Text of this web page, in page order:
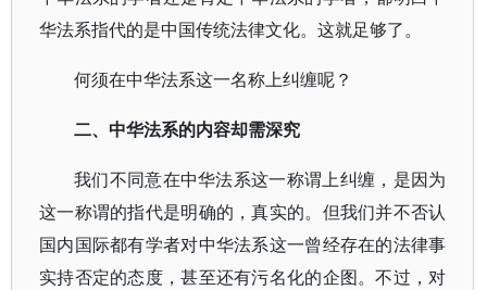
华法系指代的是中国传统法律文化。这就足够了。
何须在中华法系这一名称上纠缠呢？
二、中华法系的内容却需深究
我们不同意在中华法系这一称谓上纠缠，是因为
这一称谓的指代是明确的，真实的。但我们并不否认
国内国际都有学者对中华法系这一曾经存在的法律事
实持否定的态度，甚至还有污名化的企图。不过，对